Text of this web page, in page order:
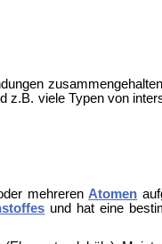
z.B. viele Typen von
mehreren Atomen
und hat eine